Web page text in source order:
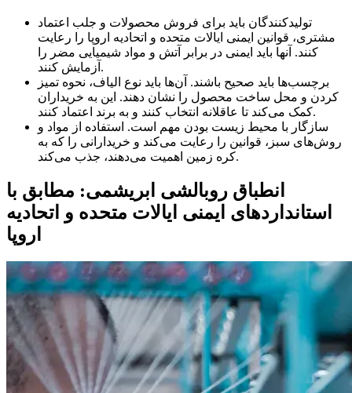
تولیدکنندگان باید برای فروش محصولات و جلب اعتماد
مشتری، قوانین ایمنی ایالات متحده و اتحادیه اروپا را رعایت
کنند. آنها باید ایمنی در برابر آتش و مواد شیمیایی مضر را
آزمایش کنند.
برچسب‌ها باید صحیح باشند. آن‌ها باید نوع الیاف، نحوه تمیز
کردن و محل ساخت محصول را نشان دهند. این به خریداران
کمک می‌کند تا عاقلانه انتخاب کنند و به برند اعتماد کنند.
سازگار با محیط زیست بودن مهم است. استفاده از مواد و
روش‌های سبز، قوانین را رعایت می‌کند و خریدارانی را که به
کره زمین اهمیت می‌دهند، جذب می‌کند.
انطباق روبالشی ابریشمی: مطابق با
استانداردهای ایمنی ایالات متحده و اتحادیه
اروپا